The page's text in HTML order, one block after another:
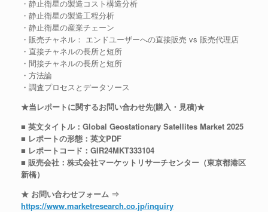
・静止衛星の製造コスト構造分析
・静止衛星の製造工程分析
・静止衛星の産業チェーン
・販売チャネル： エンドユーザーへの直接販売 vs 販売代理店
・直接チャネルの長所と短所
・間接チャネルの長所と短所
・方法論
・調査プロセスとデータソース
★当レポートに関するお問い合わせ先(購入・見積)★
■ 英文タイトル：Global Geostationary Satellites Market 2025
■ レポートの形態：英文PDF
■ レポートコード：GIR24MKT333104
■ 販売会社：株式会社マーケットリサーチセンター（東京都港区
新橋）
★ お問い合わせフォーム ⇒
https://www.marketresearch.co.jp/inquiry